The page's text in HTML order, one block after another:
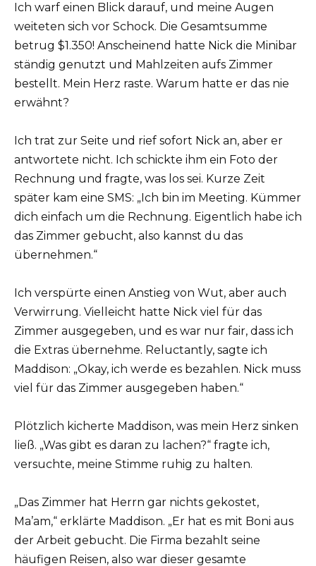
Ich warf einen Blick darauf, und meine Augen
weiteten sich vor Schock. Die Gesamtsumme
betrug $1.350! Anscheinend hatte Nick die Minibar
ständig genutzt und Mahlzeiten aufs Zimmer
bestellt. Mein Herz raste. Warum hatte er das nie
erwähnt?
Ich trat zur Seite und rief sofort Nick an, aber er
antwortete nicht. Ich schickte ihm ein Foto der
Rechnung und fragte, was los sei. Kurze Zeit
später kam eine SMS: „Ich bin im Meeting. Kümmer
dich einfach um die Rechnung. Eigentlich habe ich
das Zimmer gebucht, also kannst du das
übernehmen.“
Ich verspürte einen Anstieg von Wut, aber auch
Verwirrung. Vielleicht hatte Nick viel für das
Zimmer ausgegeben, und es war nur fair, dass ich
die Extras übernehme. Reluctantly, sagte ich
Maddison: „Okay, ich werde es bezahlen. Nick muss
viel für das Zimmer ausgegeben haben.“
Plötzlich kicherte Maddison, was mein Herz sinken
ließ. „Was gibt es daran zu lachen?“ fragte ich,
versuchte, meine Stimme ruhig zu halten.
„Das Zimmer hat Herrn gar nichts gekostet,
Ma’am,“ erklärte Maddison. „Er hat es mit Boni aus
der Arbeit gebucht. Die Firma bezahlt seine
häufigen Reisen, also war dieser gesamte